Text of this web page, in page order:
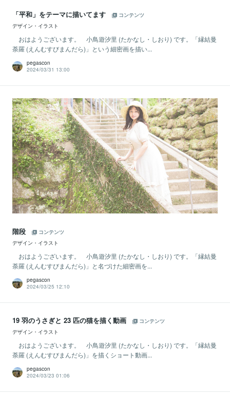
「平和」をテーマに描いてます
コンテンツ
デザイン・イラスト
おはようございます。 小鳥遊汐里 (たかなし・しおり) です。「縁結曼
荼羅 (えんむすびまんだら)」という細密画を描い...
pegascon
2024/03/31 13:00
階段
コンテンツ
デザイン・イラスト
おはようございます。 小鳥遊汐里 (たかなし・しおり) です。「縁結曼
荼羅 (えんむすびまんだら)」と名づけた細密画を...
pegascon
2024/03/25 12:10
19 羽のうさぎと 23 匹の猫を描く動画
コンテンツ
デザイン・イラスト
おはようございます。 小鳥遊汐里 (たかなし・しおり) です。「縁結曼
荼羅 (えんむすびまんだら)」を描くショート動画...
pegascon
2024/03/23 01:06